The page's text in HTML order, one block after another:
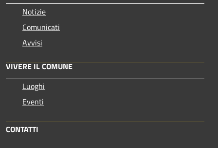
Notizie
Comunicati
Avvisi
VIVERE IL COMUNE
Luoghi
Eventi
CONTATTI